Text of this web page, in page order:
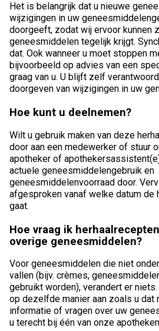
Het is belangrijk dat u nieuwe
wijzigingen in uw
doorgeeft, zodat wij ervoor kunnen
geneesmiddelen tegelijk krijgt.
dat. Ook wanneer u moet stoppen
bijvoorbeeld op advies van een
graag van u. U blijft zelf
doorgeven van wijzigingen in uw
Hoe kunt u deelnemen?
Wilt u gebruik maken van deze
door aan een medewerker of stuur
apotheker of
actuele geneesmiddelengebruik en
geneesmiddelenvoorraad door.
afgesproken vanaf welke datum de
gaat.
Hoe vraag ik
overige geneesmiddelen?
Voor geneesmiddelen die niet
vallen (bijv. crèmes,
gebruikt worden), verandert er
op dezelfde manier aan zoals u dat
informatie of vragen over uw
u terecht bij één van onze